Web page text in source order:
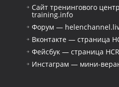
Сайт тренингового
training.info
Форум —
Вконтакте — страница
Фейсбук — страница HCR
Инстаграм — мини-